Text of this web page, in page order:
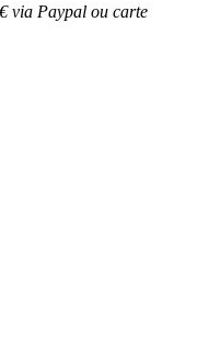
via Paypal ou carte